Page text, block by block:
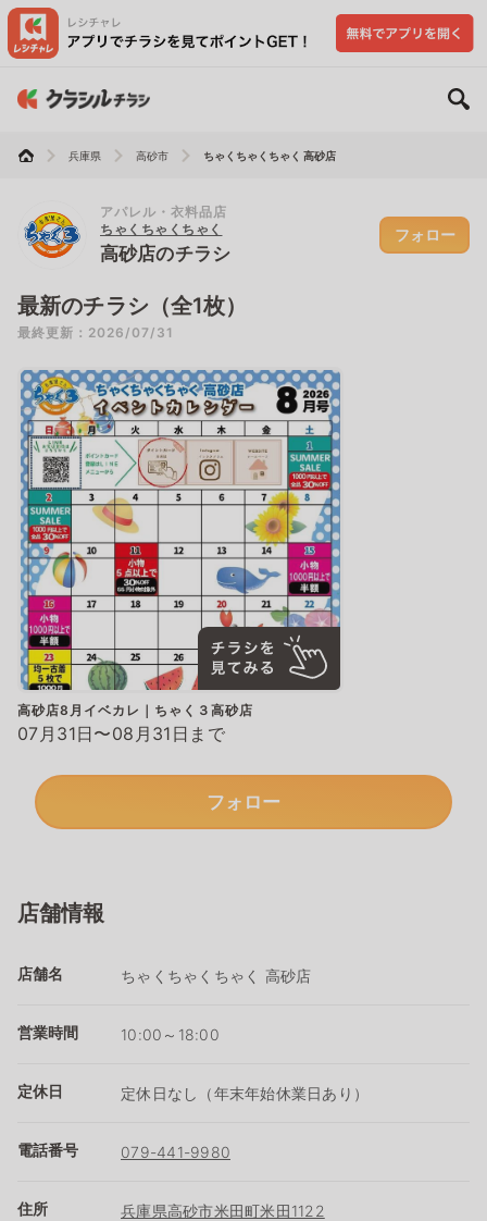
兵庫県 高砂市 ちゃくちゃくちゃく 高砂店
アパレル・衣料品店
ちゃくちゃくちゃく
高砂店のチラシ
フォロー
最新のチラシ（全1枚）
最終更新：2026/07/31
高砂店8月イベカレ｜ちゃく３高砂店
07月31日〜08月31日まで
フォロー
店舗情報
店舗名 ちゃくちゃくちゃく 高砂店
営業時間 10:00～18:00
定休日 定休日なし（年末年始休業日あり）
電話番号 079-441-9980
住所 兵庫県高砂市米田町米田1122